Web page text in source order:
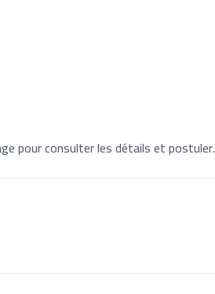
pour consulter les détails et postuler.